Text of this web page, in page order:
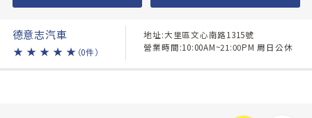
德意志汽車
★ ★ ★ ★ ★ （0件）
地址:大里區文心南路1315號
營業時間:10:00AM~21:00PM 周日公休